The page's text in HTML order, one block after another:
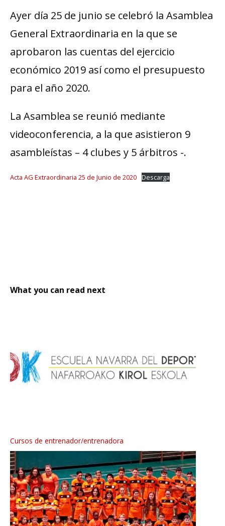
Ayer día 25 de junio se celebró la Asamblea
General Extraordinaria en la que se
aprobaron las cuentas del ejercicio
económico 2019 así como el presupuesto
para el año 2020.
La Asamblea se reunió mediante
videoconferencia, a la que asistieron 9
asambleístas – 4 clubes y 5 árbitros -.
Acta AG Extraordinaria 25 de Junio de 2020 Descarga
What you can read next
Cursos de entrenador/entrenadora